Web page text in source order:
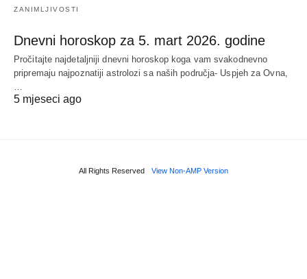
ZANIMLJIVOSTI
Dnevni horoskop za 5. mart 2026. godine
Pročitajte najdetaljniji dnevni horoskop koga vam svakodnevno
pripremaju najpoznatiji astrolozi sa naših područja- Uspjeh za Ovna,
…
5 mjeseci ago
All Rights Reserved View Non-AMP Version